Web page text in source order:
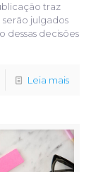
traz
julgados
dessas decisões
Leia mais